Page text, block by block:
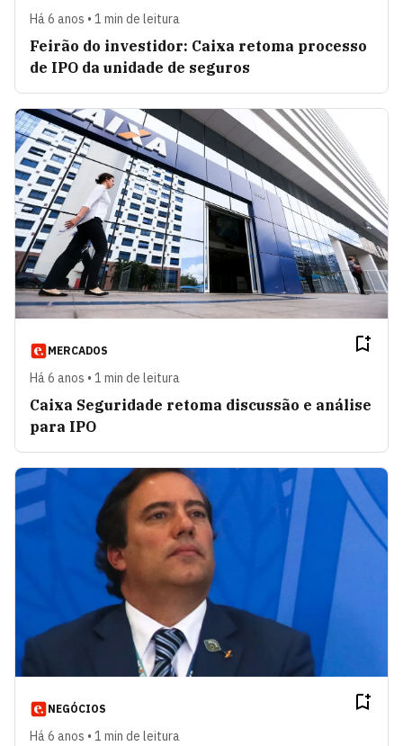
Há 6 anos • 1 min de leitura
Feirão do investidor: Caixa retoma processo
de IPO da unidade de seguros
MERCADOS
Há 6 anos • 1 min de leitura
Caixa Seguridade retoma discussão e análise
para IPO
NEGÓCIOS
Há 6 anos • 1 min de leitura